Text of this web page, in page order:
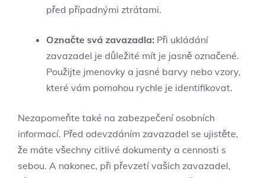
před případnými ztrátami.
Označte svá zavazadla: Při ukládání
zavazadel je důležité mít je jasně označené.
Použijte jmenovky a jasné barvy nebo vzory,
které vám pomohou rychle je identifikovat.
Nezapomeňte také na zabezpečení osobních
informací. Před odevzdáním zavazadel se ujistěte,
že máte všechny citlivé dokumenty a cennosti s
sebou. A nakonec, při převzetí vašich zavazadel,